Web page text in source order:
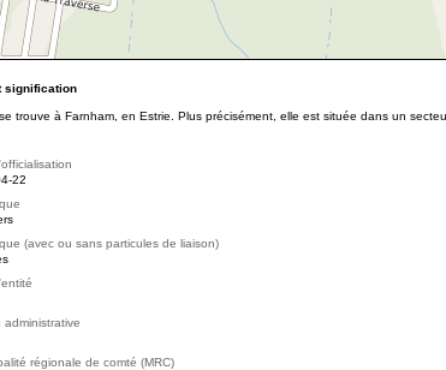
signification
trouve à Farnham, en Estrie. Plus précisément, elle est située dans un
22
(avec ou sans particules de liaison)
administrative
régionale de comté (MRC)